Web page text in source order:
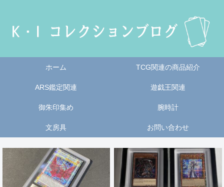
ホーム TCG関連の商品紹介
ARS鑑定関連 遊戯王関連
御朱印集め 腕時計
文房具 お問い合わせ